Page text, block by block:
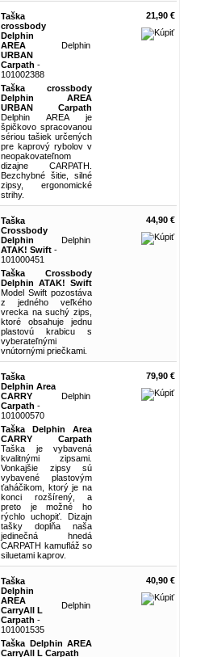
Taška
crossbody
Delphin
AREA
URBAN
Carpath -
101002388
Delphin
Taška crossbody
Delphin AREA
URBAN Carpath
Delphin AREA je
špičkovo spracovanou
sériou tašiek určených
pre kaprový rybolov v
neopakovateľnom
dizajne CARPATH.
Bezchybné šitie, silné
zipsy, ergonomické
strihy.
21,90 €
Taška
Crossbody
Delphin
ATAK! Swift -
101000451
Delphin
Taška Crossbody
Delphin ATAK! Swift
Model Swift pozostáva
z jedného veľkého
vrecka na suchý zips,
ktoré obsahuje jednu
plastovú krabicu s
vyberateľnými
vnútornými priečkami.
44,90 €
Taška
Delphin Area
CARRY
Carpath -
101000570
Delphin
Taška Delphin Area
CARRY Carpath
Taška je vybavená
kvalitnými zipsami.
Vonkajšie zipsy sú
vybavené plastovým
ťaháčikom, ktorý je na
konci rozšírený, a
preto je možné ho
rýchlo uchopiť. Dizajn
tašky dopĺňa naša
jedinečná hnedá
CARPATH kamufláž so
siluetami kaprov.
79,90 €
Taška
Delphin
AREA
CarryAll L
Carpath -
101001535
Delphin
Taška Delphin AREA
CarryAll L Carpath
40,90 €